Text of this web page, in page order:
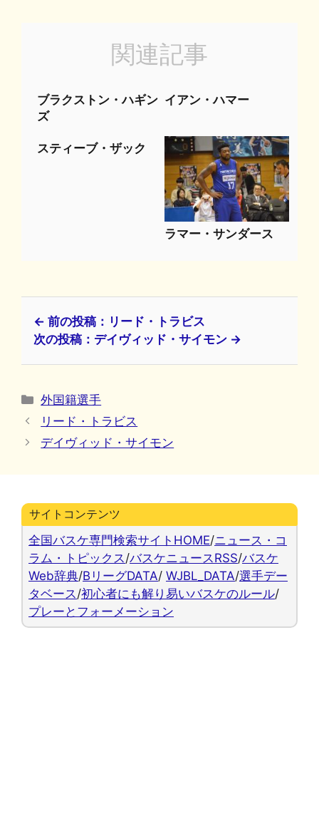
関連記事
ブラクストン・ハギン
ズ
イアン・ハマー
スティーブ・ザック
ラマー・サンダース
← 前の投稿：リード・トラビス
次の投稿：デイヴィッド・サイモン →
カ
テ
ゴ
リ
外国籍選手
リード・トラビス
デイヴィッド・サイモン
サイトコンテンツ
全国バスケ専門検索サイトHOME/ニュース・コ
ラム・トピックス /バスケニュースRSS/バスケ
Web辞典/BリーグDATA/ WJBL_DATA/選手デー
タベース /初心者にも解り易いバスケのルール/
プレーとフォーメーション